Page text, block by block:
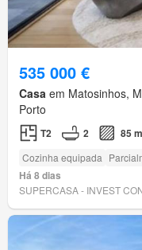
535 000 €
Casa em Matosinhos,
Porto
T2 2 85
Cozinha equipada
Há 8 dias
SUPERCASA - INVEST